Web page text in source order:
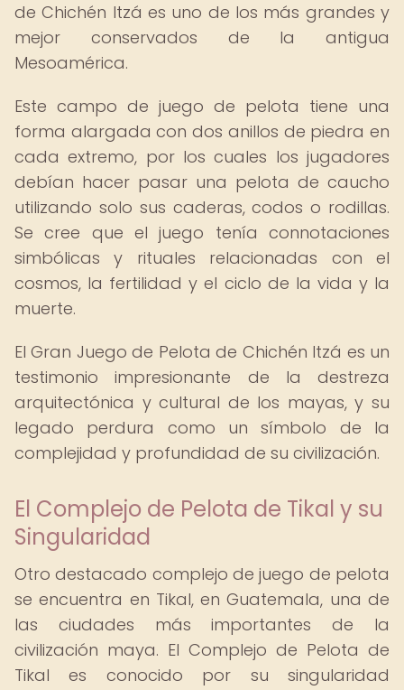
de Chichén Itzá es uno de los más grandes y
mejor conservados de la antigua
Mesoamérica.
Este campo de juego de pelota tiene una
forma alargada con dos anillos de piedra en
cada extremo, por los cuales los jugadores
debían hacer pasar una pelota de caucho
utilizando solo sus caderas, codos o rodillas.
Se cree que el juego tenía connotaciones
simbólicas y rituales relacionadas con el
cosmos, la fertilidad y el ciclo de la vida y la
muerte.
El Gran Juego de Pelota de Chichén Itzá es un
testimonio impresionante de la destreza
arquitectónica y cultural de los mayas, y su
legado perdura como un símbolo de la
complejidad y profundidad de su civilización.
El Complejo de Pelota de Tikal y su
Singularidad
Otro destacado complejo de juego de pelota
se encuentra en Tikal, en Guatemala, una de
las ciudades más importantes de la
civilización maya. El Complejo de Pelota de
Tikal es conocido por su singularidad